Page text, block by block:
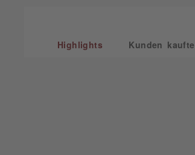
Highlights Kunden